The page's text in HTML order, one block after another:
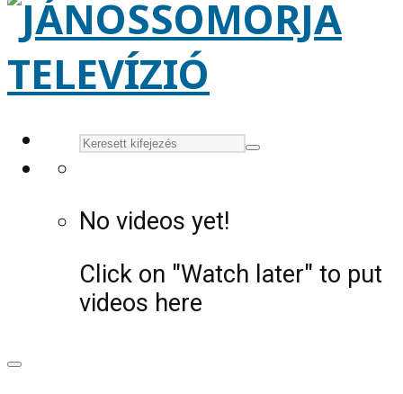
No videos yet!
Click on "Watch later" to put
videos here